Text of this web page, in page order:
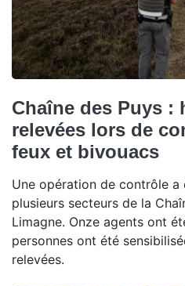
Chaîne des Puys
relevées lors de
feux et bivouacs
Une opération de contrôle a
plusieurs secteurs de la
Limagne. Onze agents ont
personnes ont été
relevées.